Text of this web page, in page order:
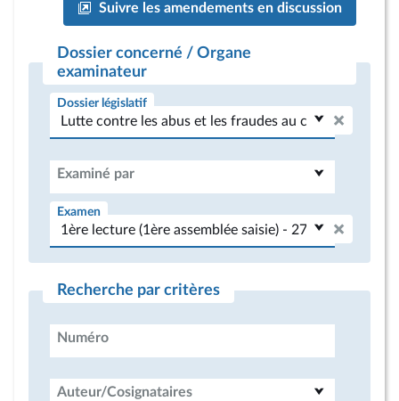
Suivre les amendements en discussion
Dossier concerné / Organe
examinateur
Dossier législatif
Examiné par
Examen
Recherche par critères
Numéro
Auteur/Cosignataires